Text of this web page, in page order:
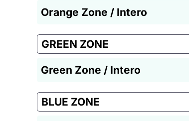
Orange Zone / Intero
GREEN ZONE
Green Zone / Intero
BLUE ZONE